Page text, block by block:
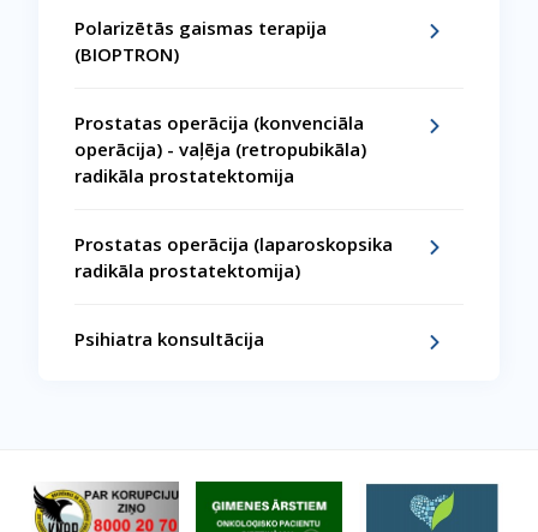
Polarizētās gaismas terapija
(BIOPTRON)
Prostatas operācija (konvenciāla
operācija) - vaļēja (retropubikāla)
radikāla prostatektomija
Prostatas operācija (laparoskopsika
radikāla prostatektomija)
Psihiatra konsultācija